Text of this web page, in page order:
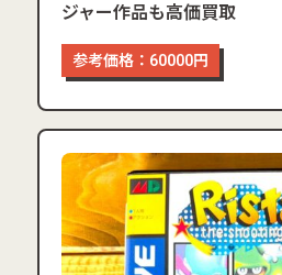
ジャー作品も高価買取
参考価格：60000円